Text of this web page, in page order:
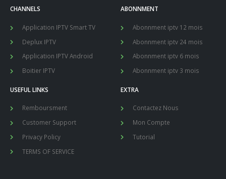
CHANNELS
Application IPTV Smart TV
Deplux IPTV
Application IPTV Android
Boitier IPTV
ABONNMENT
Abonnment iptv 12 mois
Abonnment iptv 24 mois
Abonnment iptv 6 mois
Abonnment iptv 3 mois
USEFUL LINKS
Remboursment
Customer Support
Privacy Policy
TERMS OF SERVICE
EXTRA
Contactez Nous
Mon Compte
Tutorial